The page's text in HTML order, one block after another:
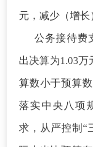
元，减少（增长
公务接待费
出决算为1.03万
算数小于预算
落实中央八项
求，从严控制“